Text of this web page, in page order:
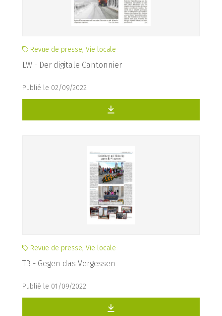
Revue de presse, Vie locale
LW - Der digitale Cantonnier
Publié le 02/09/2022
Revue de presse, Vie locale
TB - Gegen das Vergessen
Publié le 01/09/2022